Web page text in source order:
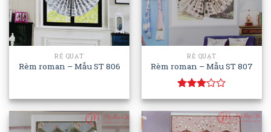
RẺ QUẠT
Rèm roman – Mẫu ST 806
RẺ QUẠT
Rèm roman – Mẫu ST 807
Rated
3.00
out of
5